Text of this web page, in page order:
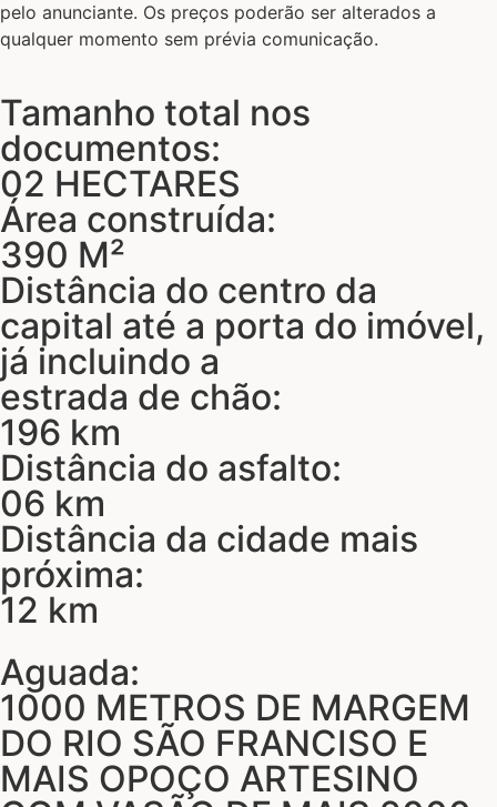
pelo anunciante. Os preços poderão ser alterados a
qualquer momento sem prévia comunicação.
Tamanho total nos
documentos:
02 HECTARES
Área construída:
390 M²
Distância do centro da
capital até a porta do imóvel,
já incluindo a
estrada de chão:
196 km
Distância do asfalto:
06 km
Distância da cidade mais
próxima:
12 km
Aguada:
1000 METROS DE MARGEM
DO RIO SÃO FRANCISO E
MAIS OPOÇO ARTESINO